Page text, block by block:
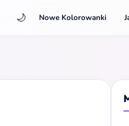
🌙 Nowe Kolorowanki